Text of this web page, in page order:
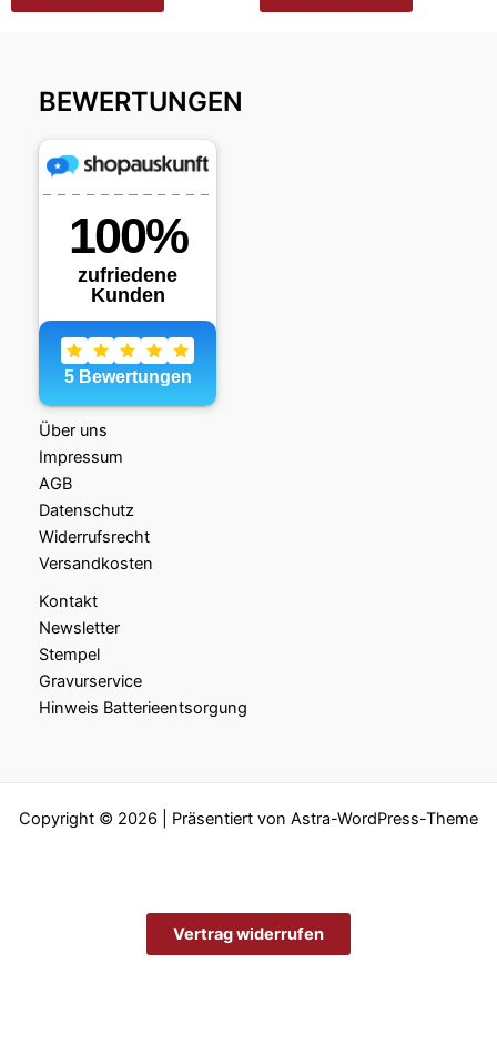
BEWERTUNGEN
Über uns
Impressum
AGB
Datenschutz
Widerrufsrecht
Versandkosten
Kontakt
Newsletter
Stempel
Gravurservice
Hinweis Batterieentsorgung
Copyright © 2026 | Präsentiert von Astra-WordPress-Theme
Vertrag widerrufen